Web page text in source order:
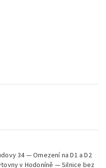
34 — Omezení na D1 a D2
v Hodoníně — Silnice bez